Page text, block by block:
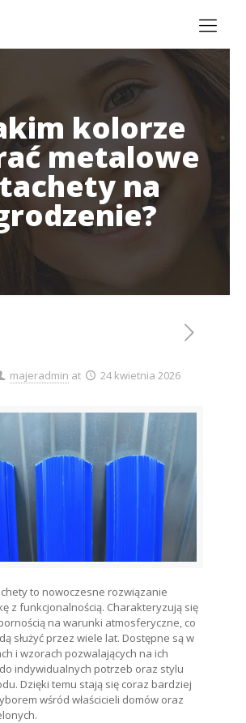
kolorze
metalowe
na
majeradmin at 24 kwietnia 2026
to nowoczesne rozwiązanie
z funkcjonalnością. Charakteryzują się
na warunki atmosferyczne, co
służyć przez wiele lat. Dostępne są w
i wzorach pozwalających na ich
indywidualnych potrzeb oraz stylu
Dzięki temu stają się coraz bardziej
wśród właścicieli domów oraz